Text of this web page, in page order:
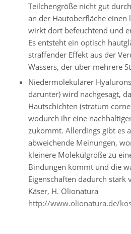
Teilchengröße nicht gut
an der Hautoberfläche einen
wirkt dort befeuchtend und
Es entsteht ein optisch
straffender Effekt aus der
Wassers, der über mehrere
Niedermolekularer
darunter) wird nachgesagt,
Hautschichten (stratum
wodurch ihr eine
zukommt. Allerdings gibt es
abweichende Meinungen,
kleinere Molekülgröße zu
Bindungen kommt und die
Eigenschaften dadurch stark
Käser, H. Olionatura
http://www.olionatura.de/